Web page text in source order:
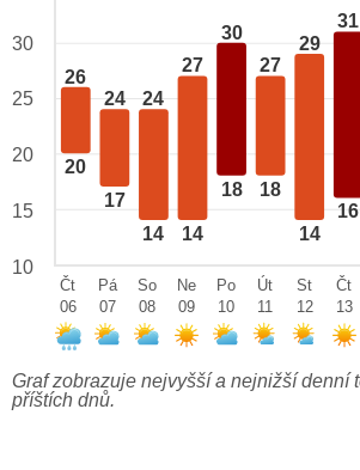
26
20
24
17
24
14
27
14
30
18
27
18
29
14
31
16
30
25
20
15
10
Čt
06
Pá
07
So
08
Ne
09
Po
10
Út
11
St
12
Čt
13
Graf zobrazuje nejvyšší a nejnižší denní
příštích dnů.